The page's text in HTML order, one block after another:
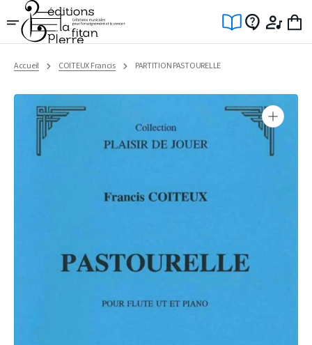
Ignorer
et
passer
au
Accueil COITEUX Francis PARTITION PASTOURELLE
1
des